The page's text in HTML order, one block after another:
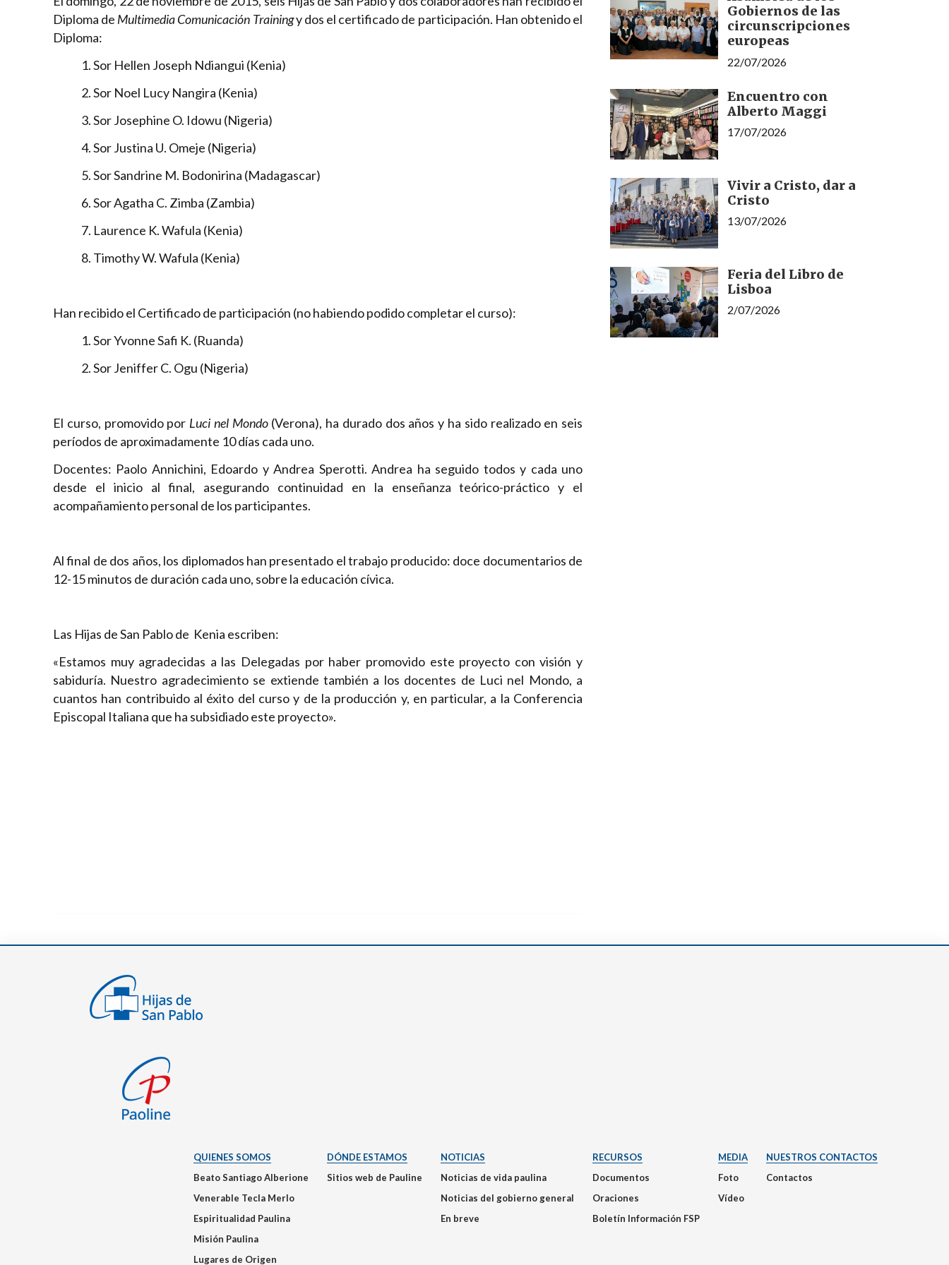
Narzole
Diploma de Multimedia Comunicación Trainingy dos el certificado de participación. Han obtenido el
Diploma:
1. Sor Hellen Joseph Ndiangui (Kenia)
2. Sor Noel Lucy Nangira (Kenia)
3. Sor Josephine O. Idowu (Nigeria)
4. Sor Justina U. Omeje (Nigeria)
5. Sor Sandrine M. Bodonirina (Madagascar)
6. Sor Agatha C. Zimba (Zambia)
7. Laurence K. Wafula (Kenia)
8. Timothy W. Wafula (Kenia)
Han recibido el Certificado de participación (no habiendo podido completar el curso):
1. Sor Yvonne Safi K. (Ruanda)
2. Sor Jeniffer C. Ogu (Nigeria)
El curso, promovido por Luci nel Mondo(Verona), ha durado dos años y ha sido realizado en seis
períodos de aproximadamente 10 días cada uno.
Docentes: Paolo Annichini, Edoardo y Andrea Sperotti. Andrea ha seguido todos y cada uno
desde el inicio al final, asegurando continuidad en la enseñanza teórico-práctico y el
acompañamiento personal de los participantes.
Al final de dos años, los diplomados han presentado el trabajo producido: doce documentarios de
12-15 minutos de duración cada uno, sobre la educación cívica.
Las Hijas de San Pablo de Kenia escriben:
«Estamos muy agradecidas a las Delegadas por haber promovido este proyecto con visión y
sabiduría. Nuestro agradecimiento se extiende también a los docentes de Luci nel Mondo, a
cuantos han contribuido al éxito del curso y de la producción y, en particular, a la Conferencia
Episcopal Italiana que ha subsidiado este proyecto».
Gobiernos de las
circunscripciones
europeas
22/07/2026
Encuentro con
Alberto Maggi
17/07/2026
Vivir a Cristo, dar a
Cristo
13/07/2026
Feria del Libro de
Lisboa
2/07/2026
QUIENES SOMOS
Beato Santiago Alberione
Venerable Tecla Merlo
Espiritualidad Paulina
Misión Paulina
Lugares de Origen
DÓNDE ESTAMOS
Sitios web de Pauline
NOTICIAS
Noticias de vida paulina
Noticias del gobierno general
En breve
RECURSOS
Documentos
Oraciones
Boletín Información FSP
MEDIA
Foto
Vídeo
NUESTROS CONTACTOS
Contactos